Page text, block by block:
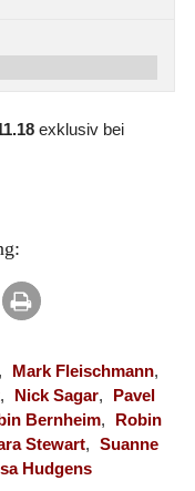
exklusiv bei
Mark Fleischmann,
, Nick Sagar,
Pavel
Bernheim,
Robin
Stewart, Suanne
Hudgens